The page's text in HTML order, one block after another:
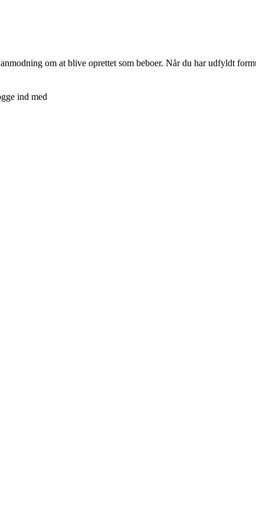
om at blive oprettet som beboer. Når du har udfyldt
ind med